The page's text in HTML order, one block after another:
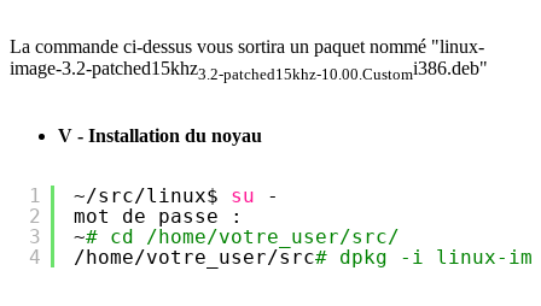
La commande ci-dessus vous sortira un paquet nommé "linux-
image-3.2-patched15khz3.2-patched15khz-10.00.Customi386.deb"
V - Installation du noyau
1
2
3
4
~/src/linux$ su
-
mot de passe :
~# cd /home/votre_user/src/
/home/votre_user/src# dpkg -i linux-